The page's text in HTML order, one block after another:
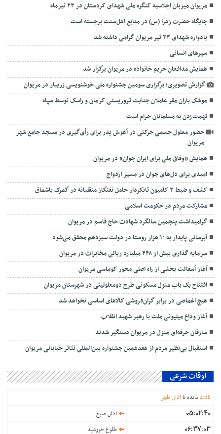
مریوان میزبان اجلاسیه کنگره ملی شهدای کردستان در ۲۳ تیرماه
جایگاه حضرت زهرا (س) در منابع اهل‌سنت برجسته است
یادواره شهدای ۲۳ تیر مریوان گرامی داشته شد
سپرهای انسانی
همایش مدافعان حریم خانواده در مریوان برگزار شد
گزارش تصویری؛ برگزاری سومین جشنواره ملی خوشنویسی زریبار در مریوان
موشک باران مقر عاملان جنایت تروریستی کرمان و راسک توسط سپاه
تهمت‌زدن به مسلمانان حرام است
حضور معلول جسمی حرکتی در آغوش پدر برای رأی‌گیری در مسجد جامع شهر
مریوان
همایش «وفاق ملی برای ایران جوان» در مریوان
امیدی برای دل‌های جوان در مسیر ازدواج
کشف و ضبط ۳ کامیون تانکردار حامل نفتگاز متقلبانه در گمرک باشماق
مشارکت مردم در حکومت اسلامی
گرامیداشت پنجمین سالگرد شهادت حاج قاسم در مریوان
آبرسانی پایدار به ۱۰ هزار روستا در دولت سیزدهم محقق می‌شود
سرمایه گذاری بیش از ۴۴۸ میلیارد ریالی ‌مخابرات‌ در مریوان
آغاز آسفالت بخشی از راه اصلی محور کوماسی مریوان
افتتاح یک باب منزل مسکونی طرح دومعلولیتی در شهرستان مریوان
هیچ اغماضی در برابر گران‌فروشی کالاهای اساسی نخواهد شد
آغاز وداع میلیونی ملت با رهبر شهید انقلاب
سارقان حرفه‌ای منزل در مریوان دستگیر شدند
استقبال بی‌نظیر مردم از هفدهمین جشنواره بین‌المللی تئاتر خیابانی مریوان
اوقات شرعی
4:28 مانده تا اذان ظهر
05:02:40 اذان صبح
06:37:03 طلوع خورشید